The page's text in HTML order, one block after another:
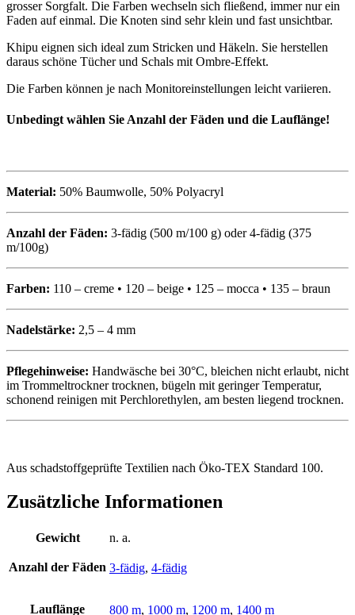
grosser Sorgfalt. Die Farben wechseln sich fließend, immer nur ein
Faden auf einmal. Die Knoten sind sehr klein und fast unsichtbar.
Khipu eignen sich ideal zum Stricken und Häkeln. Sie herstellen
daraus schöne Tücher und Schals mit Ombre-Effekt.
Die Farben können je nach Monitoreinstellungen leicht variieren.
Unbedingt wählen Sie Anzahl der Fäden und die Lauflänge!
Material: 50% Baumwolle, 50% Polyacryl
Anzahl der Fäden: 3-fädig (500 m/100 g) oder 4-fädig (375
m/100g)
Farben: 110 – creme • 120 – beige • 125 – mocca • 135 – braun
Nadelstärke: 2,5 – 4 mm
Pflegehinweise: Handwäsche bei 30°C, bleichen nicht erlaubt, nicht
im Trommeltrockner trocknen, bügeln mit geringer Temperatur,
schonend reinigen mit Perchlorethylen, am besten liegend trocknen.
Aus schadstoffgeprüfte Textilien nach Öko-TEX Standard 100.
Zusätzliche Informationen
Gewicht n. a.
Anzahl der Fäden 3-fädig, 4-fädig
Lauflänge 800 m, 1000 m, 1200 m, 1400 m